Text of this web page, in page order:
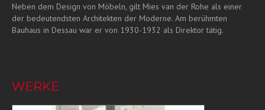
Neben dem Design von Möbeln, gilt Mies van der Rohe als einer
der bedeutendsten Architekten der Moderne. Am berühmten
Bauhaus in Dessau war er von 1930-1932 als Direktor tätig.
WERKE